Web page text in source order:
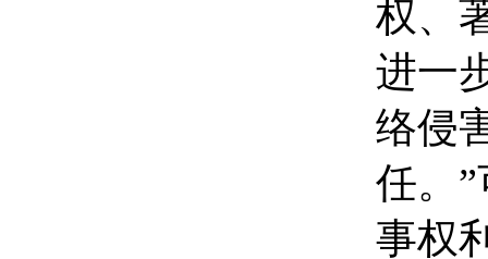
权、
进一
络侵
任。
事权